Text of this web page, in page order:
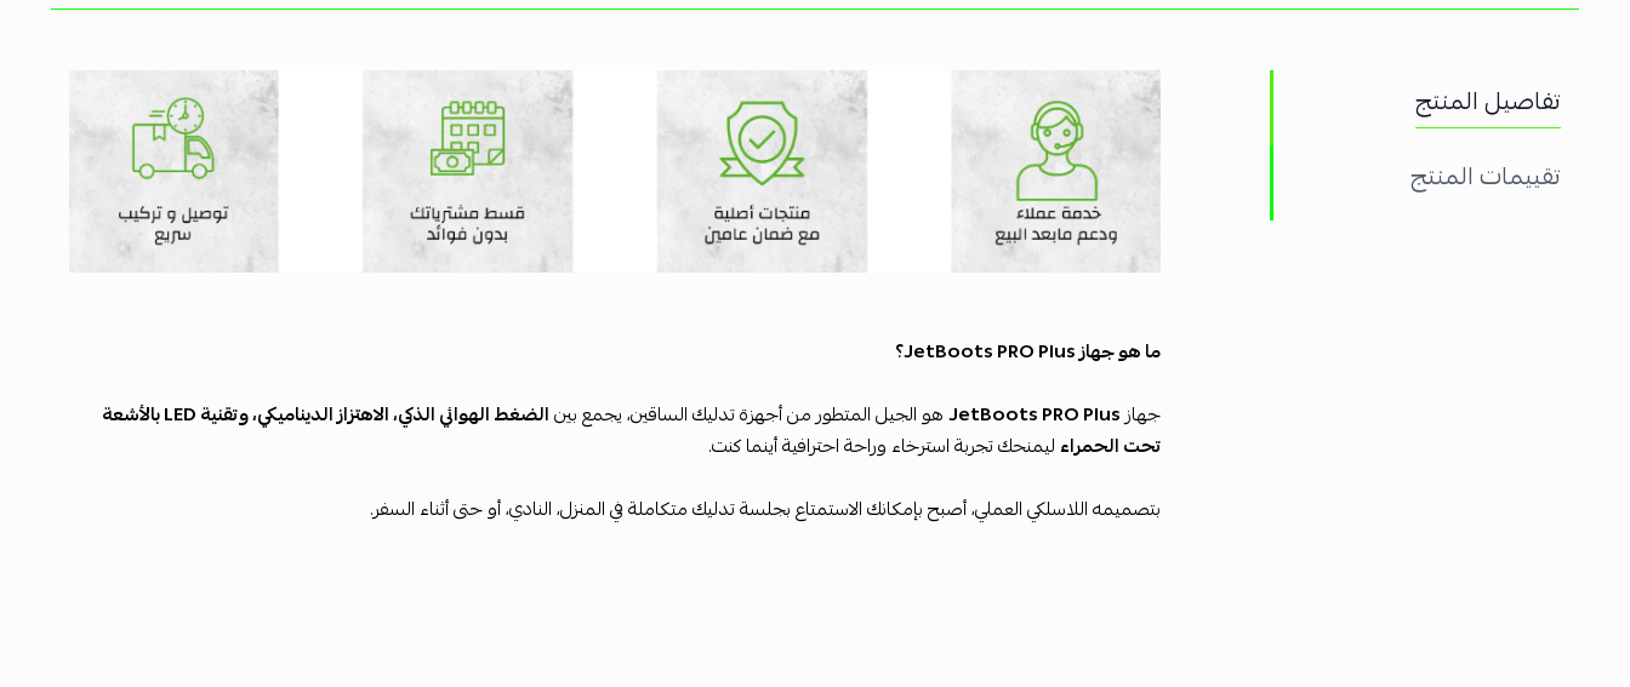
تفاصيل المنتج
تقييمات المنتج
ما هو جهاز JetBoots PRO Plus؟
جهازJetBoots PRO Plusهو الجيل المتطور من أجهزة تدليك الساقين، يجمع بين
الضغط الهوائي الذكي، الاهتزاز الديناميكي، وتقنية LED بالأشعة
تحت الحمراء ليمنحك تجربة استرخاء وراحة احترافية أينما كنت.
بتصميمه اللاسلكي العملي، أصبح بإمكانك الاستمتاع بجلسة تدليك متكاملة في المنزل، النادي، أو حتى أثناء السفر.